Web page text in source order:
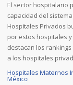
El sector hospitalario
capacidad del
Hospitales Privados
por estos hospitales
destacan los
a los hospitales
Hospitales Maternos
México